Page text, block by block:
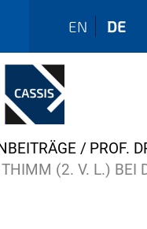
EN DE
PROF.
(2. V. L.) BEI